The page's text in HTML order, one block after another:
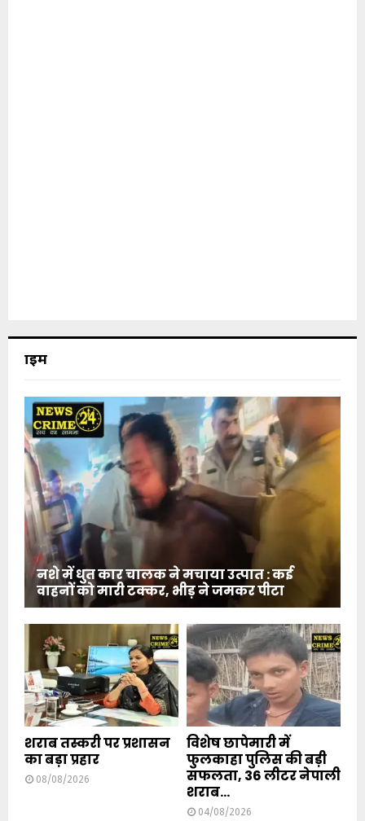
क्राइम
नशे में धुत कार चालक ने मचाया उत्पात : कई
वाहनों को मारी टक्कर, भीड़ ने जमकर पीटा
शराब तस्करी पर प्रशासन
का बड़ा प्रहार
08/08/2026
विशेष छापेमारी में
फुलकाहा पुलिस की बड़ी
सफलता, 36 लीटर नेपाली
शराब...
04/08/2026